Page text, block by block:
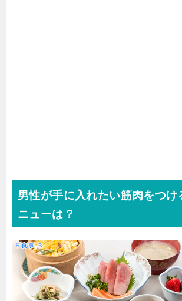
男性が手に入れたい筋肉をつけ
ニューは？